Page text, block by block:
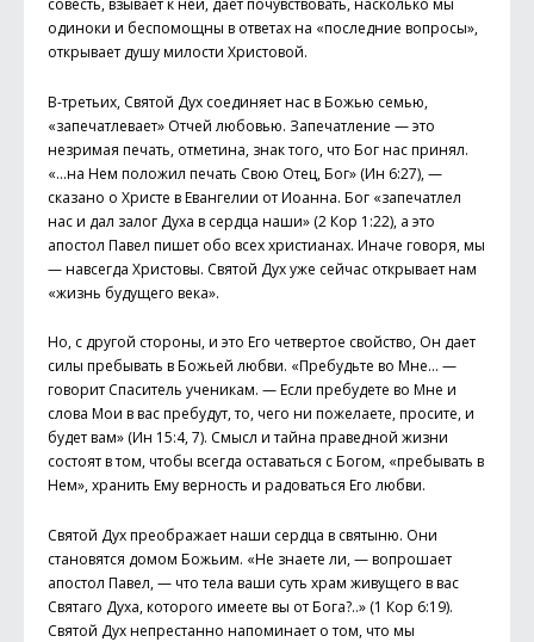
совесть, взывает к ней, дает почувствовать, насколько мы
одиноки и беспомощны в ответах на «последние вопросы»,
открывает душу милости Христовой.
В-третьих, Святой Дух соединяет нас в Божью семью,
«запечатлевает» Отчей любовью. Запечатление — это
незримая печать, отметина, знак того, что Бог нас принял.
«...на Нем положил печать Свою Отец, Бог» (Ин 6:27), —
сказано о Христе в Евангелии от Иоанна. Бог «запечатлел
нас и дал залог Духа в сердца наши» (2 Кор 1:22), а это
апостол Павел пишет обо всех христианах. Иначе говоря, мы
— навсегда Христовы. Святой Дух уже сейчас открывает нам
«жизнь будущего века».
Но, с другой стороны, и это Его четвертое свойство, Он дает
силы пребывать в Божьей любви. «Пребудьте во Мне... —
говорит Спаситель ученикам. — Если пребудете во Мне и
слова Мои в вас пребудут, то, чего ни пожелаете, просите, и
будет вам» (Ин 15:4, 7). Смысл и тайна праведной жизни
состоят в том, чтобы всегда оставаться с Богом, «пребывать в
Нем», хранить Ему верность и радоваться Его любви.
Святой Дух преображает наши сердца в святыню. Они
становятся домом Божьим. «Не знаете ли, — вопрошает
апостол Павел, — что тела ваши суть храм живущего в вас
Святаго Духа, которого имеете вы от Бога?..» (1 Кор 6:19).
Святой Дух непрестанно напоминает о том, что мы